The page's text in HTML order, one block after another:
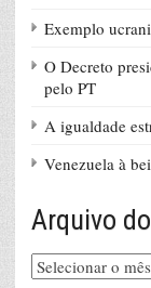
Exemplo
O Decreto
pelo PT
A igualdade
Venezuela à
Arquivo
Arquivo